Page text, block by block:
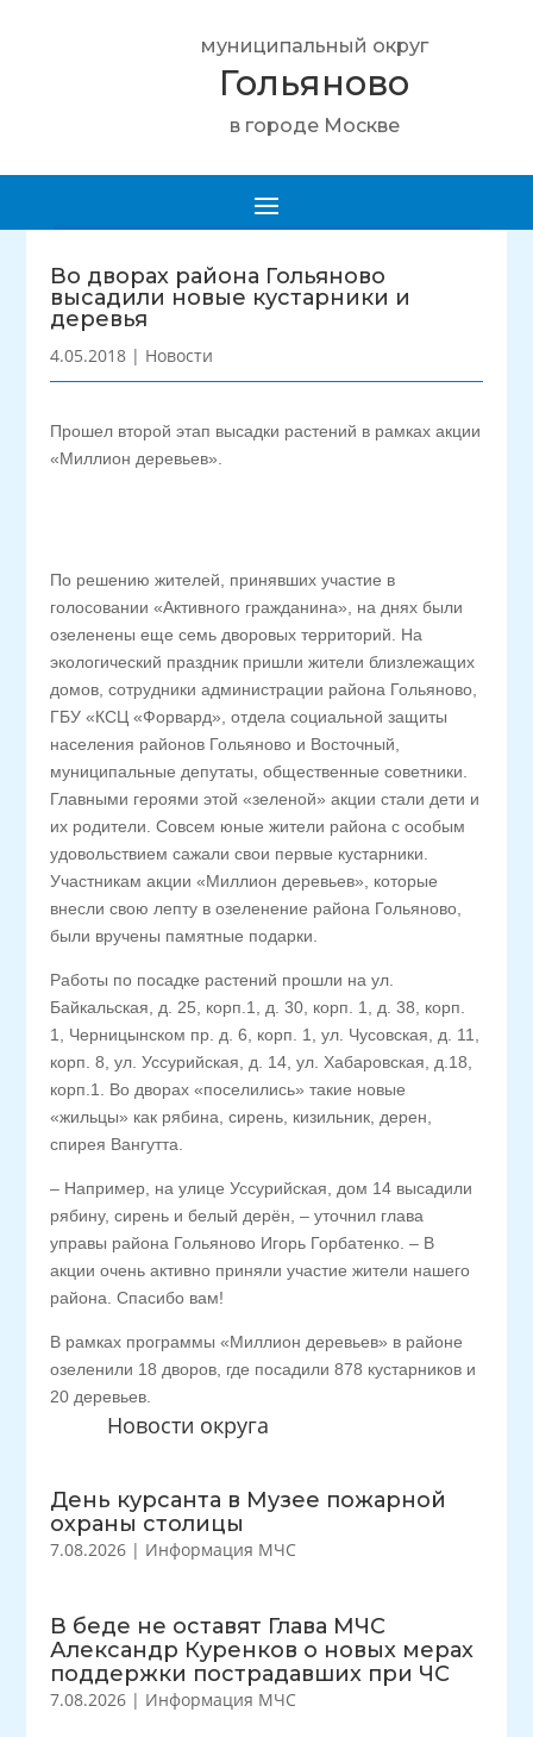
муниципальный округ
Гольяново
в городе Москве
Новости округа
День курсанта в Музее пожарной
охраны столицы
7.08.2026 | Информация МЧС
В беде не оставят Глава МЧС
Александр Куренков о новых мерах
поддержки пострадавших при ЧС
7.08.2026 | Информация МЧС
Во дворах района Гольяново
высадили новые кустарники и
деревья
4.05.2018 | Новости
Прошел второй этап высадки растений в рамках акции
«Миллион деревьев».
По решению жителей, принявших участие в
голосовании «Активного гражданина», на днях были
озеленены еще семь дворовых территорий. На
экологический праздник пришли жители близлежащих
домов, сотрудники администрации района Гольяново,
ГБУ «КСЦ «Форвард», отдела социальной защиты
населения районов Гольяново и Восточный,
муниципальные депутаты, общественные советники.
Главными героями этой «зеленой» акции стали дети и
их родители. Совсем юные жители района с особым
удовольствием сажали свои первые кустарники.
Участникам акции «Миллион деревьев», которые
внесли свою лепту в озеленение района Гольяново,
были вручены памятные подарки.
Работы по посадке растений прошли на ул.
Байкальская, д. 25, корп.1, д. 30, корп. 1, д. 38, корп.
1, Черницынском пр. д. 6, корп. 1, ул. Чусовская, д. 11,
корп. 8, ул. Уссурийская, д. 14, ул. Хабаровская, д.18,
корп.1. Во дворах «поселились» такие новые
«жильцы» как рябина, сирень, кизильник, дерен,
спирея Вангутта.
– Например, на улице Уссурийская, дом 14 высадили
рябину, сирень и белый дерён, – уточнил глава
управы района Гольяново Игорь Горбатенко. – В
акции очень активно приняли участие жители нашего
района. Спасибо вам!
В рамках программы «Миллион деревьев» в районе
озеленили 18 дворов, где посадили 878 кустарников и
20 деревьев.